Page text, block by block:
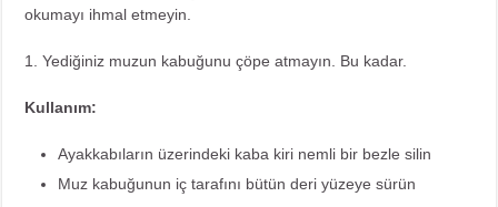
okumayı ihmal etmeyin.
1. Yediğiniz muzun kabuğunu çöpe atmayın. Bu kadar.
Kullanım:
Ayakkabıların üzerindeki kaba kiri nemli bir bezle silin
Muz kabuğunun iç tarafını bütün deri yüzeye sürün